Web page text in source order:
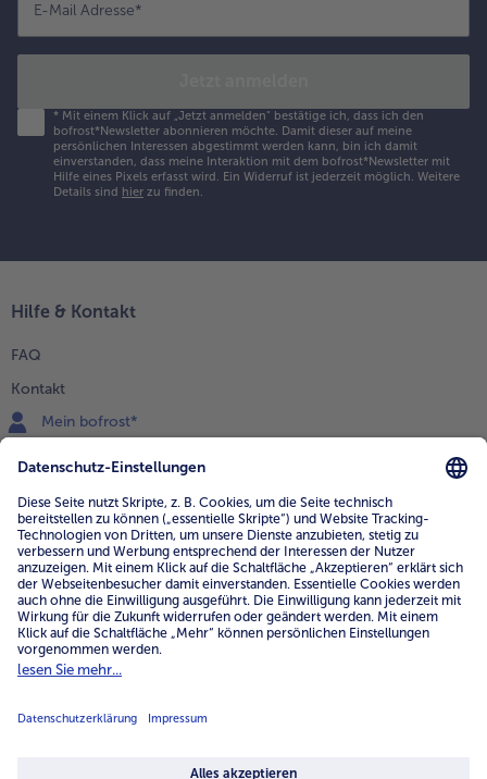
E-Mail Adresse*
* Mit einem Klick auf „Jetzt anmelden" bestätige ich, dass ich den
bofrost*Newsletter abonnieren möchte. Damit dieser auf meine
persönlichen Interessen abgestimmt werden kann, bin ich damit
einverstanden, dass meine Interaktion mit dem bofrost*Newsletter mit
Hilfe eines Pixels erfasst wird. Ein Widerruf ist jederzeit möglich. Weitere
Details sind hier zu finden.
Hilfe & Kontakt
FAQ
Kontakt
Mein bofrost*
0800 - 000 19 18
Mo.-Fr.: 7-21 Uhr Sa: 8-16 Uhr
Service
Unternehmen
Über uns